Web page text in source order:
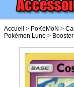
Accueil > PoKéMoN >
Pokémon Lune >